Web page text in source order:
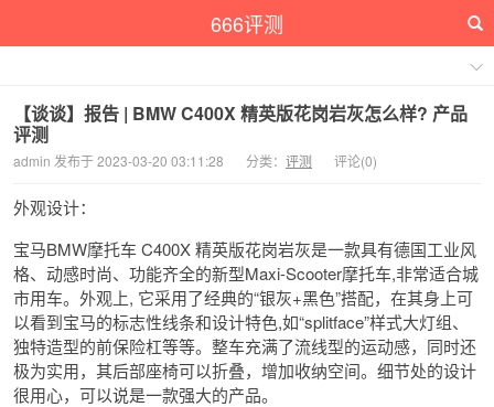
666评测
【谈谈】报告 | BMW C400X 精英版花岗岩灰怎么样? 产品
评测
admin 发布于 2023-03-20 03:11:28 分类： 评测 评论(0)
外观设计：
宝马BMW摩托车 C400X 精英版花岗岩灰是一款具有德国工业风
格、动感时尚、功能齐全的新型Maxi-Scooter摩托车,非常适合城
市用车。外观上, 它采用了经典的“银灰+黑色”搭配，在其身上可
以看到宝马的标志性线条和设计特色,如“splitface”样式大灯组、
独特造型的前保险杠等等。整车充满了流线型的运动感，同时还
极为实用，其后部座椅可以折叠，增加收纳空间。细节处的设计
很用心，可以说是一款强大的产品。